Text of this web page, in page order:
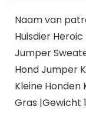
Naam van
Huisdier
Jumper
Hond Jumper
Kleine Honden
Gras |Gewicht